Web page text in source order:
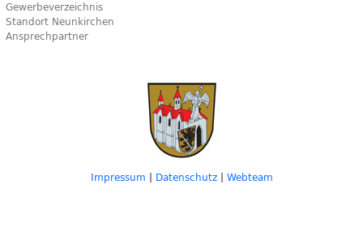
Gewerbeverzeichnis
Standort Neunkirchen
Ansprechpartner
Impressum | Datenschutz| Webteam